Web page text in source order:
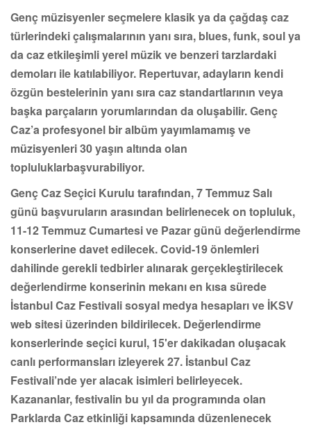
Genç müzisyenler seçmelere klasik ya da çağdaş caz
türlerindeki çalışmalarının yanı sıra, blues, funk, soul ya
da caz etkileşimli yerel müzik ve benzeri tarzlardaki
demoları ile katılabiliyor. Repertuvar, adayların kendi
özgün bestelerinin yanı sıra caz standartlarının veya
başka parçaların yorumlarından da oluşabilir. Genç
Caz’a profesyonel bir albüm yayımlamamış ve
müzisyenleri 30 yaşın altında olan
topluluklarbaşvurabiliyor.
Genç Caz Seçici Kurulu tarafından, 7 Temmuz Salı
günü başvuruların arasından belirlenecek on topluluk,
11-12 Temmuz Cumartesi ve Pazar günü değerlendirme
konserlerine davet edilecek. Covid-19 önlemleri
dahilinde gerekli tedbirler alınarak gerçekleştirilecek
değerlendirme konserinin mekanı en kısa sürede
İstanbul Caz Festivali sosyal medya hesapları ve İKSV
web sitesi üzerinden bildirilecek. Değerlendirme
konserlerinde seçici kurul, 15'er dakikadan oluşacak
canlı performansları izleyerek 27. İstanbul Caz
Festivali’nde yer alacak isimleri belirleyecek.
Kazananlar, festivalin bu yıl da programında olan
Parklarda Caz etkinliği kapsamında düzenlenecek